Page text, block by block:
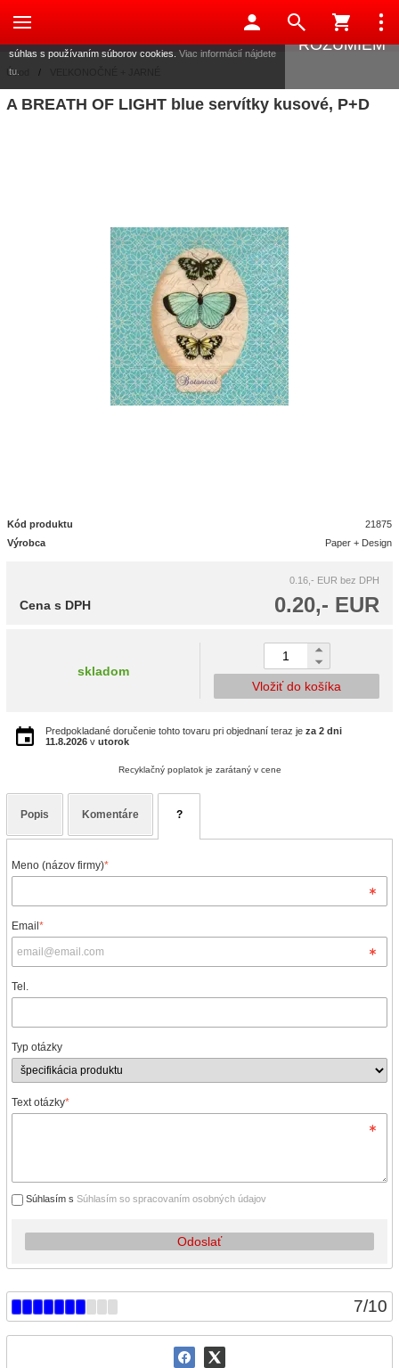
7/10
Úvod /
A BREATH OF LIGHT blue servítky kusové, P+D
Kód produktu
21875
Výrobca
Paper + Design
0.16,- EUR bez DPH
0.20,- EUR
Cena s DPH
skladom
Vložiť do košíka
Predpokladané doručenie tohto tovaru pri objednaní teraz je za 2 dni
11.8.2026 v utorok
Recyklačný poplatok je zarátaný v cene
Popis Komentáre ?
Meno (názov firmy)*
Email *
Tel.
Typ otázky
Text otázky*
Súhlasím s Súhlasím so spracovaním osobných údajov
Odoslať
Táto stránka používa súbory cookies, ktoré nám pomáhajú
súhlas s používaním súborov cookies. Viac informácií nájdete
tu.
ROZUMIEM